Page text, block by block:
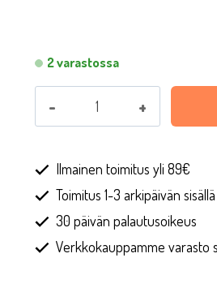
2 varastossa
Satiininauha,
minttu
mm
määrä
Ilmainen toimitus yli 89€
Toimitus 1-3 arkipäivän sisällä
30 päivän palautusoikeus
Verkkokauppamme varasto